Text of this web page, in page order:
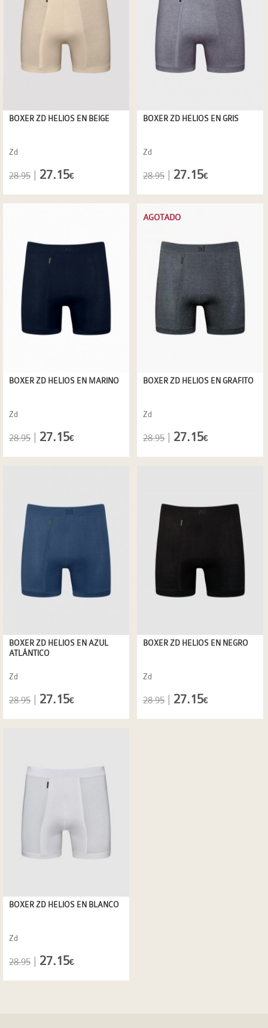
BOXER ZD HELIOS EN BEIGE
Zd
28.95 27.15€
BOXER ZD HELIOS EN GRIS
Zd
28.95 27.15€
BOXER ZD HELIOS EN MARINO
Zd
28.95 27.15€
BOXER ZD HELIOS EN GRAFITO
Zd
AGOTADO
28.95 27.15€
BOXER ZD HELIOS EN AZUL
ATLÁNTICO
Zd
28.95 | 27.15€
BOXER ZD HELIOS EN NEGRO
Zd
28.95 | 27.15€
BOXER ZD HELIOS EN BLANCO
Zd
28.95 27.15€